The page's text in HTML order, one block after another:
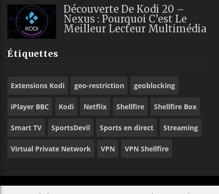
Découverte De Kodi 20 –
Nexus : Pourquoi C’est Le
Meilleur Lecteur Multimédia
Étiquettes
Extensions Kodi geo-restriction geoblocking
iPlayer BBC Kodi Netflix Shellfire Shellfire Box
Smart TV SportsDevil Sports en direct Streaming
Virtual Private Network VPN VPN Shellfire